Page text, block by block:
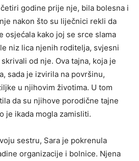
godine prije nje, bila bolesna i
nakon što su liječnici rekli da
osjećala kako joj se srce slama
niz lica njenih roditelja, svjesni
od nje. Ova tajna, koja je
sada je izvirila na površinu,
u njihovim životima. U tom
da su njihove porodične tajne
je ikada mogla zamisliti.
sestru, Sara je pokrenula
organizacije i bolnice. Njena